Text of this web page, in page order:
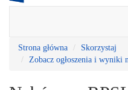
Strona główna
Skorzystaj
Zobacz ogłoszenia i wyniki